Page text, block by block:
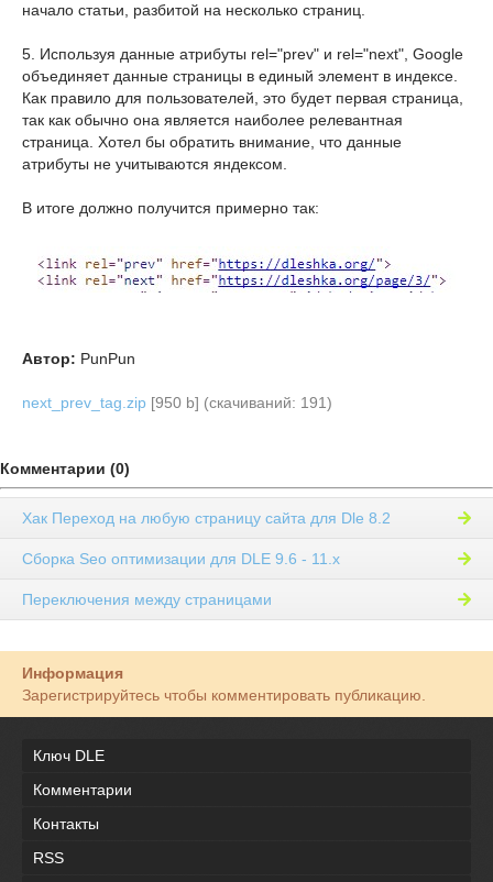
начало статьи, разбитой на несколько страниц.
5. Используя данные атрибуты rel="prev" и rel="next", Google
объединяет данные страницы в единый элемент в индексе.
Как правило для пользователей, это будет первая страница,
так как обычно она является наиболее релевантная
страница. Хотел бы обратить внимание, что данные
атрибуты не учитываются яндексом.
В итоге должно получится примерно так:
Автор: PunPun
next_prev_tag.zip [950 b] (cкачиваний: 191)
Комментарии (0)
Хак Переход на любую страницу сайта для Dle 8.2
Сборка Seo оптимизации для DLE 9.6 - 11.x
Переключения между страницами
Информация
Зарегистрируйтесь чтобы комментировать публикацию.
Ключ DLE
Комментарии
Контакты
RSS